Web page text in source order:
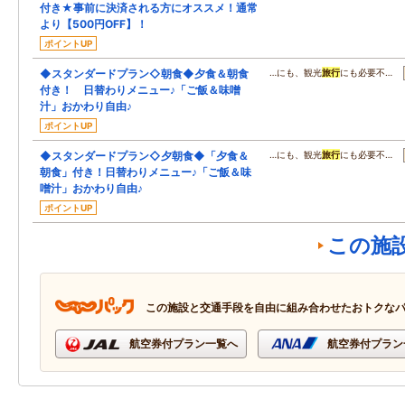
付き★事前に決済される方にオススメ！通常
より【500円OFF】！
ポイントUP
◆スタンダードプラン◇朝食◆夕食＆朝食
付き！ 日替わりメニュー♪「ご飯＆味噌
汁」おかわり自由♪
ポイントUP
…にも、観光旅行にも必要不…
◆スタンダードプラン◇夕朝食◆「夕食＆
朝食」付き！日替わりメニュー♪「ご飯＆味
噌汁」おかわり自由♪
ポイントUP
…にも、観光旅行にも必要不…
この施
この施設と交通手段を自由に組み合わせたおトクな
航空券付プラン一覧へ 航空券付プラ